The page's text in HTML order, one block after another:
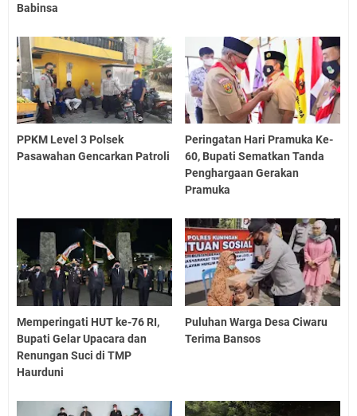
Babinsa
PPKM Level 3 Polsek
Pasawahan Gencarkan Patroli
Peringatan Hari Pramuka Ke-
60, Bupati Sematkan Tanda
Penghargaan Gerakan
Pramuka
Memperingati HUT ke-76 RI,
Bupati Gelar Upacara dan
Renungan Suci di TMP
Haurduni
Puluhan Warga Desa Ciwaru
Terima Bansos